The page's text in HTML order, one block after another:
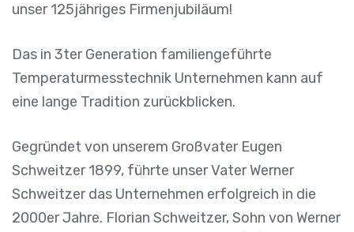
unser 125jähriges Firmenjubiläum!
Das in 3ter Generation familiengeführte
Temperaturmesstechnik Unternehmen kann auf
eine lange Tradition zurückblicken.
Gegründet von unserem Großvater Eugen
Schweitzer 1899, führte unser Vater Werner
Schweitzer das Unternehmen erfolgreich in die
2000er Jahre. Florian Schweitzer, Sohn von Werner